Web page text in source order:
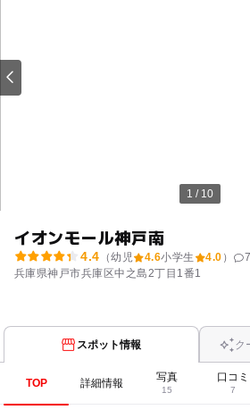
1 / 10
イオンモール神戸南
4.4 （幼児 4.6小学生 4.0 ）
兵庫県神戸市兵庫区中之島2丁目1番1
スポット情報 ク
TOP 詳細情報 写真
15
口コミ
7